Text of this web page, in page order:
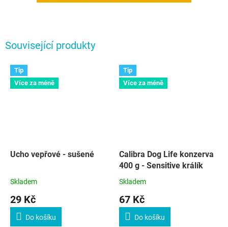
Související produkty
Tip
Více za méně
Ucho vepřové - sušené
Skladem
29 Kč
Do košíku
Tip
Více za méně
Calibra Dog Life konzerva
400 g - Sensitive králík
Skladem
67 Kč
Do košíku